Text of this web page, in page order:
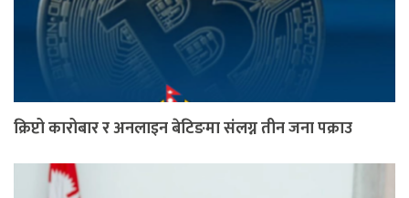
क्रिप्टो कारोबार र अनलाइन बेटिङमा संलग्न तीन जना पक्राउ